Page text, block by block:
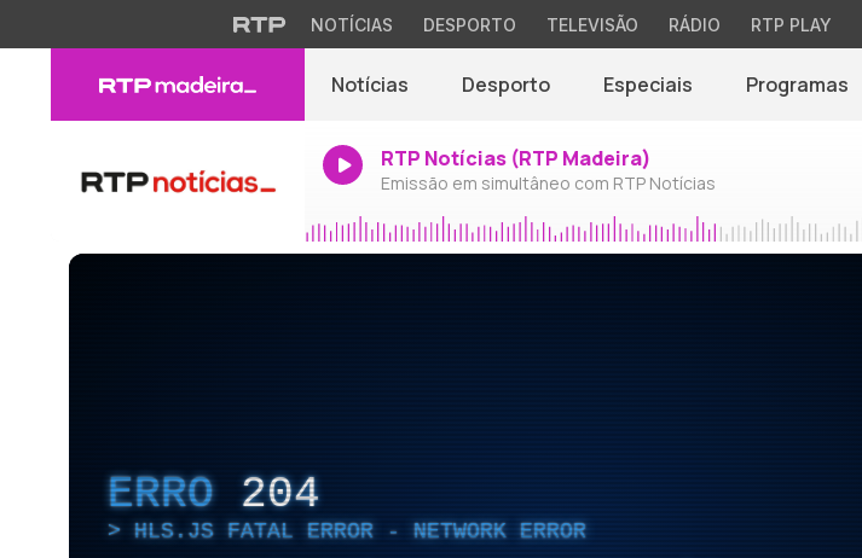
NOTÍCIAS DESPORTO TELEVISÃO RÁDIO RTP PLAY
Notícias Desporto Especiais Programas
RTP Notícias (RTP Madeira)
Emissão em simultâneo com RTP Notícias
ERRO 204
HLS.JS FATAL ERROR - NETWORK ERROR